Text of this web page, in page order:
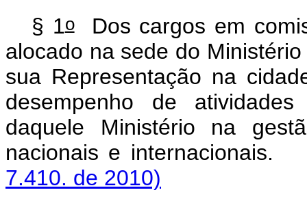
§ 1oDos cargos em
alocado na sede do
sua Representação na
desempenho de
daquele Ministério na
nacionais e
7.410. de 2010)